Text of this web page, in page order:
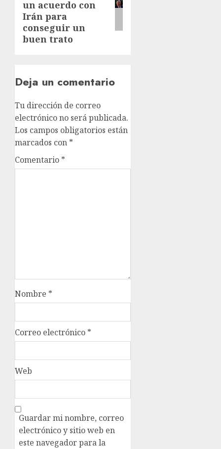
un acuerdo con
Irán para
conseguir un
buen trato
Deja un comentario
Tu dirección de correo
electrónico no será publicada.
Los campos obligatorios están
marcados con *
Comentario *
Nombre *
Correo electrónico *
Web
Guardar mi nombre, correo
electrónico y sitio web en
este navegador para la